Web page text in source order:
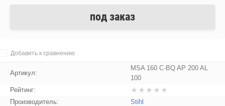
под заказ
Добавить к сравнению
Артикул:
MSA 160 C-BQ AP 200 AL
100
Рейтинг:
Производитель:
Stihl